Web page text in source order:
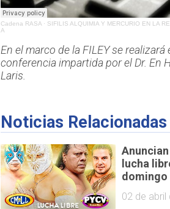
Cadena RASA· SIFILIS ALQUIMIA Y MERCURIO EN LA
A
En el marco de la FILEY se realizará
conferencia impartida por el Dr. En
Laris.
Noticias Relacionadas
lucha
domingo
02 de abril